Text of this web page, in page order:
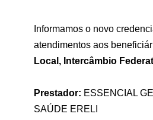
Informamos o novo
atendimentos aos
Local, Intercâmbio
Prestador: ESSENCIAL
SAÚDE ERELI